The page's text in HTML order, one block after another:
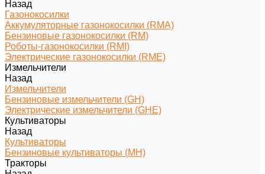
Назад
Газонокосилки
Аккумуляторные газонокосилки (RMA)
Бензиновые газонокосилки (RM)
Роботы-газонокосилки (RMI)
Электрические газонокосилки (RME)
Измельчители
Назад
Измельчители
Бензиновые измельчители (GH)
Электрические измельчители (GHE)
Культиваторы
Назад
Культиваторы
Бензиновые культиваторы (MH)
Тракторы